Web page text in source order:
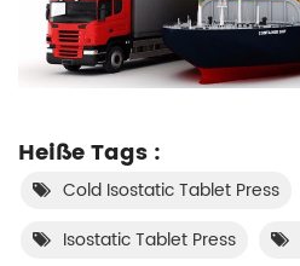
Heiße Tags :
Cold Isostatic Tablet Press
Isostatic Tablet Press